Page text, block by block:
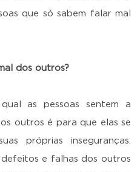
que só sabem falar mal
dos outros?
as pessoas sentem a
outros é para que elas se
próprias inseguranças.
e falhas dos outros